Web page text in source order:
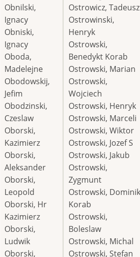
Obnilski,
Ignacy
Obniski,
Ignacy
Oboda,
Madelejne
Obodowskij,
Jefim
Obodzinski,
Czeslaw
Oborski,
Kazimierz
Oborski,
Aleksander
Oborski,
Leopold
Oborski, Hr
Kazimierz
Oborski,
Ludwik
Oborski,
Ostrowicz, Tadeusz
Ostrowinski,
Henryk
Ostrowski,
Benedykt Korab
Ostrowski, Marian
Ostrowski,
Wojciech
Ostrowski, Henryk
Ostrowski, Marceli
Ostrowski, Wiktor
Ostrowski, Jozef S
Ostrowski, Jakub
Ostrowski,
Zygmunt
Ostrowski, Dominik
Korab
Ostrowski,
Boleslaw
Ostrowski, Michal
Ostrowski, Stefan